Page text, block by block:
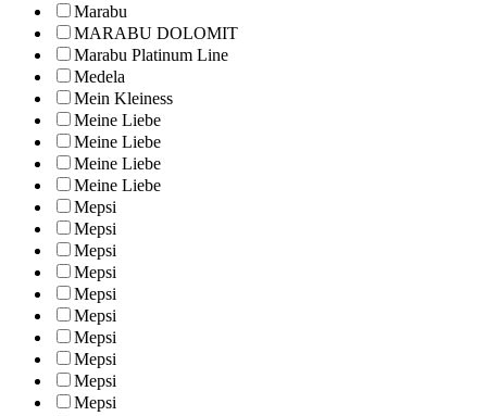
Marabu
MARABU DOLOMIT
Marabu Platinum Line
Medela
Mein Kleiness
Meine Liebe
Meine Liebe
Meine Liebe
Meine Liebe
Mepsi
Mepsi
Mepsi
Mepsi
Mepsi
Mepsi
Mepsi
Mepsi
Mepsi
Mepsi